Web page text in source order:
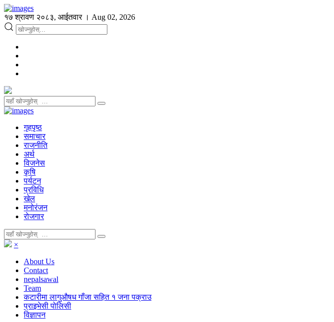
१७ श्रावण २०८३, आईतवार । Aug 02, 2026
गृहपृष्ठ
समाचार
राजनीति
अर्थ
विजनेस
कृषि
पर्यटन
प्रविधि
खेल
मनोरंजन
रोजगार
×
About Us
Contact
nepalsawal
Team
कटारीमा लागुऔषध गाँजा सहित १ जना पक्राउ
प्राइभेसी पोलिसी
विज्ञापन